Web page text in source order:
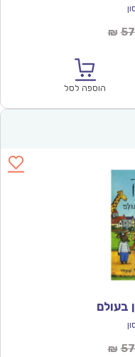
₪
הוספה לסל
בעולם
₪